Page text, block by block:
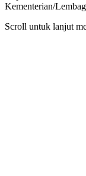
Kementerian/
Scroll untuk lanjut